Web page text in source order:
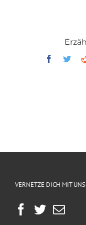
Facebook
VERNETZE DICH MIT UNS